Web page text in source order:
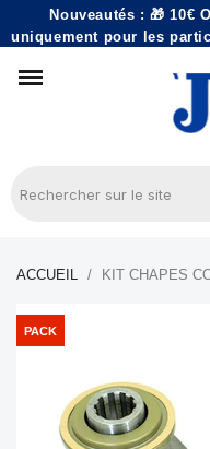
Nouveautés : 🎁 10€
uniquement pour les
ACCUEIL KIT CHAPES
PACK